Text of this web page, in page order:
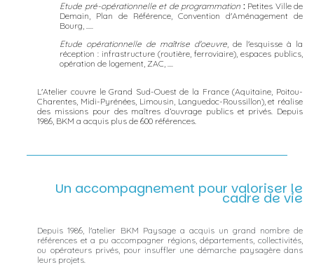
Etude pré-opérationnelle et de programmation : Petites Ville de
Demain, Plan de Référence, Convention d'Aménagement de
Bourg, .....
Etude opérationnelle de maîtrise d'oeuvre, de l'esquisse à la
réception : infrastructure (routière, ferroviaire), espaces publics,
opération de logement, ZAC, ....
L'Atelier couvre le Grand Sud-Ouest de la France (Aquitaine, Poitou-
Charentes, Midi-Pyrénées, Limousin, Languedoc-Roussillon), et réalise
des missions pour des maîtres d’ouvrage publics et privés. Depuis
1986, BKM a acquis plus de 600 références.
Un accompagnement pour valoriser le
cadre de vie
Depuis 1986, l'atelier BKM Paysage a acquis un grand nombre de
références et a pu accompagner régions, départements, collectivités,
ou opérateurs privés, pour insuffler une démarche paysagère dans
leurs projets.